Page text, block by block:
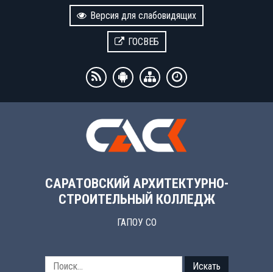
Версия для слабовидящих
ГОСВЕБ
САРАТОВСКИЙ АРХИТЕКТУРНО-
СТРОИТЕЛЬНЫЙ КОЛЛЕДЖ
ГАПОУ СО
Искать